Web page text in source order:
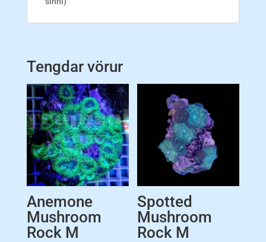
Tengdar vörur
Anemone
Mushroom
Rock M
Spotted
Mushroom
Rock M